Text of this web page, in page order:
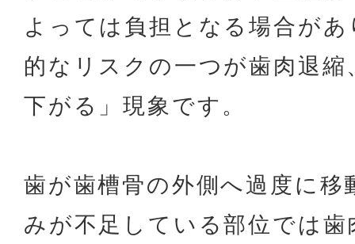
よっては負担となる場合が
的なリスクの一つが歯肉退
下がる」現象です。
歯が歯槽骨の外側へ過度に移
みが不足している部位では